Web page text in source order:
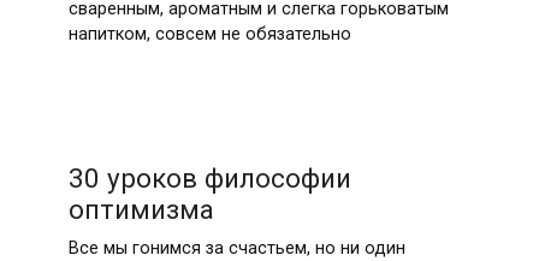
сваренным, ароматным и слегка горьковатым
напитком, совсем не обязательно
30 уроков философии
оптимизма
Все мы гонимся за счастьем, но ни один